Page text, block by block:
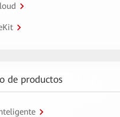
de productos